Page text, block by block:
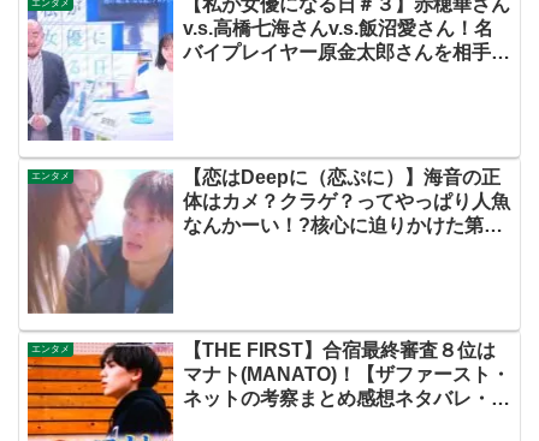
エンタメ
v.s.高橋七海さんv.s.飯沼愛さん！名
バイプレイヤー原金太郎さんを相手に
エンタメ
【恋はDeepに（恋ぷに）】海音の正
体はカメ？クラゲ？ってやっぱり人魚
なんかーい！?核心に迫りかけた第７
エンタメ
【THE FIRST】合宿最終審査８位は
マナト(MANATO)！【ザファースト・
ネットの考察まとめ感想ネタバレ・ス